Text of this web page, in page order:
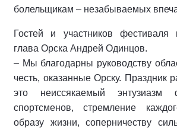
болельщикам – незабываемых
Гостей и участников фестиваля
глава Орска Андрей Одинцов.
– Мы благодарны руководству
честь, оказанные Орску. Праздник
это неиссякаемый энтузиазм
спортсменов, стремление
образу жизни, соперничеству